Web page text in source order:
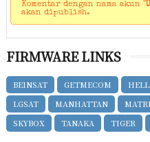
Komentar dengan nama akun "
akan dipublish.
FIRMWARE LINKS
BEINSAT GETMECOM
LGSAT
MANHATTAN
SKYBOX
TANAKA TIGER